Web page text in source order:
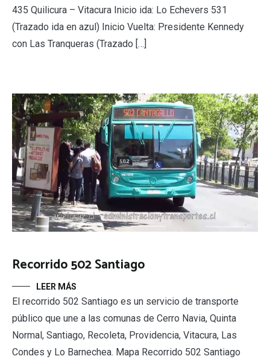
435 Quilicura – Vitacura Inicio ida: Lo Echevers 531
(Trazado ida en azul) Inicio Vuelta: Presidente Kennedy
con Las Tranqueras (Trazado […]
Recorrido 502 Santiago
LEER MÁS
El recorrido 502 Santiago es un servicio de transporte
público que une a las comunas de Cerro Navia, Quinta
Normal, Santiago, Recoleta, Providencia, Vitacura, Las
Condes y Lo Barnechea. Mapa Recorrido 502 Santiago